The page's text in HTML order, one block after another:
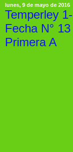
lunes, 9 de mayo de 2016
Temperley
Fecha N°
Primera A